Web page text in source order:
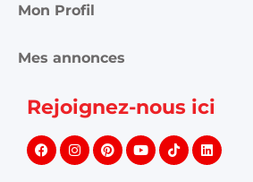
Mon Profil
Mes annonces
Rejoignez-nous ici